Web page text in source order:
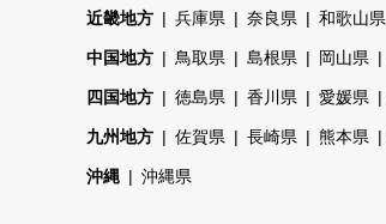
近畿地方 兵庫県 奈良県 和歌山県
中国地方 鳥取県 島根県 岡山県
四国地方 徳島県 香川県 愛媛県
九州地方 佐賀県 長崎県 熊本県
沖縄 沖縄県